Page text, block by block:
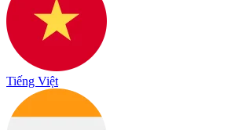
Tiếng Việt